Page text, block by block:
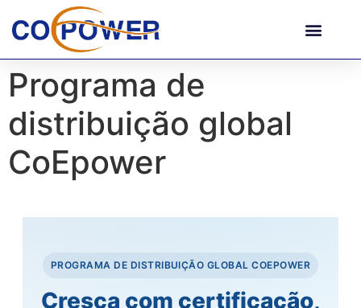
Programa de
distribuição global
CoEpower
PROGRAMA DE DISTRIBUIÇÃO GLOBAL COEPOWER
Cresça com certificação,